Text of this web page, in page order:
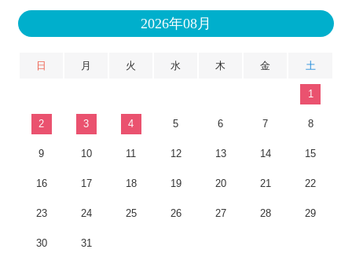
2026年08月
日 月 火 水 木 金 土
1
2 3 4 5 6 7 8
9 10 11 12 13 14 15
16 17 18 19 20 21 22
23 24 25 26 27 28 29
30 31